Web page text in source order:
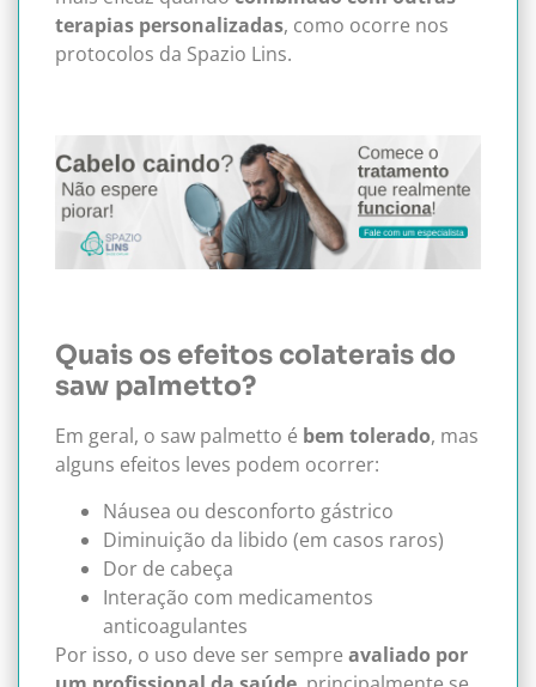
terapias personalizadas, como ocorre nos
protocolos da Spazio Lins.
Quais os efeitos colaterais do
saw palmetto?
Em geral, o saw palmetto é bem tolerado, mas
alguns efeitos leves podem ocorrer:
Náusea ou desconforto gástrico
Diminuição da libido (em casos raros)
Dor de cabeça
Interação com medicamentos
anticoagulantes
Por isso, o uso deve ser sempre avaliado por